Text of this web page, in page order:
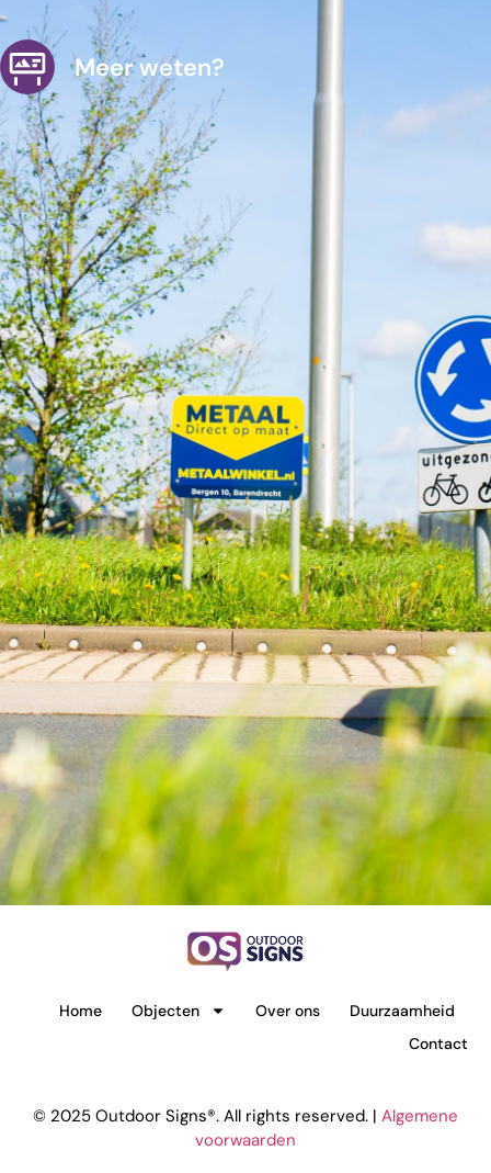
Meer weten?
Home Objecten Over ons
Duurzaamheid
Contact
© 2025 Outdoor Signs®. All rights reserved. | Algemene
voorwaarden